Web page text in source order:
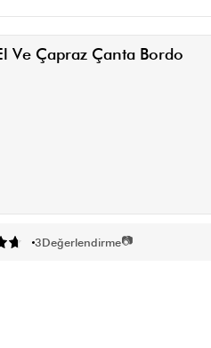
Ve Çapraz Çanta Bordo
3Değerlendirme📷